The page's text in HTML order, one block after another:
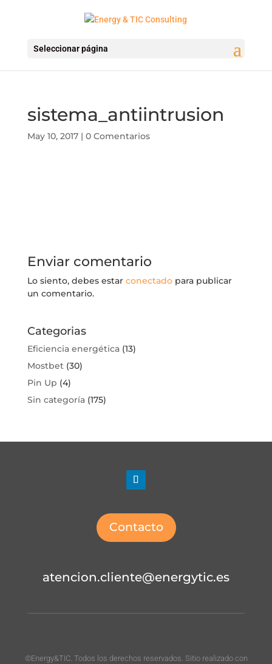
Seleccionar página
sistema_antiintrusion
May 10, 2017| 0 Comentarios
Enviar comentario
Lo siento, debes estar conectadopara publicar
un comentario.
Categorias
Eficiencia energética(13)
Mostbet(30)
Pin Up (4)
Sin categoría(175)
Contacto
atencion.cliente@energytic.es
©Energy&TIC. Todos los derechos reservados. Sitio realizado con